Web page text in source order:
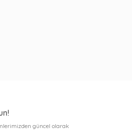
güncel olarak